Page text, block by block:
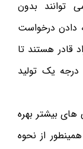
توانند بدون
دادن درخواست
قادر هستند تا
یک تولید
های بیشتر بهره
از نحوه